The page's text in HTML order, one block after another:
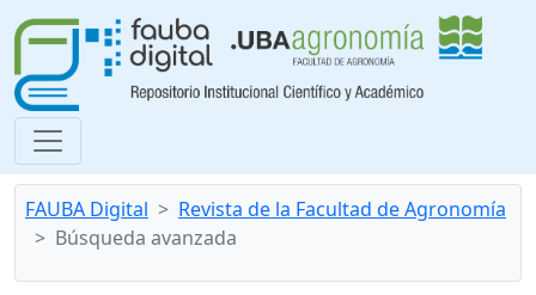
FAUBA Digital
Revista de la Facultad de Agronomía
Búsqueda avanzada